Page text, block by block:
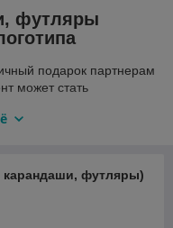
футляры
подарок партнерам
может стать
поэтому
позволяет сделать
ручек с логотипом:
карандаши, футляры)